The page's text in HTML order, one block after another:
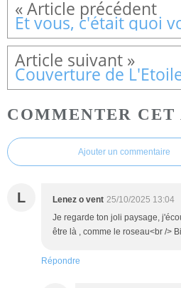
Couverture de
COMMENTER
Ajouter un commentaire
L Lenez o vent 25/10/2025 13:04
Je regarde ton joli paysage,
être là , comme le roseau<br />
Répondre